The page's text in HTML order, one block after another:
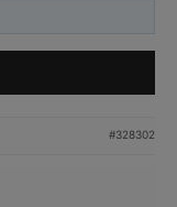
#328302